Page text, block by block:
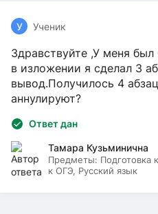
У Ученик
Здравствуйте ,У меня
в изложении я сделал 3
вывод.Получилось 4
аннулируют?
Ответ дан
Тамара Кузьминична
Предметы: Подготовка
к ОГЭ, Русский язык